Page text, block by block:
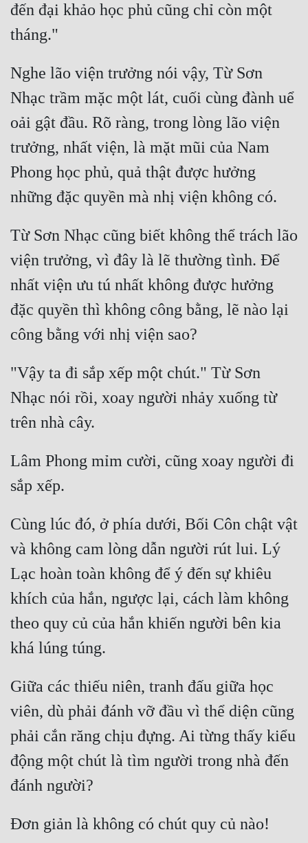
đến đại khảo học phủ cũng chỉ còn một
Nghe lão viện trưởng nói vậy, Từ Sơn
Nhạc trầm mặc một lát, cuối cùng đành uể
oải gật đầu. Rõ ràng, trong lòng lão viện
trưởng, nhất viện, là mặt mũi của Nam
Phong học phủ, quả thật được hưởng
Từ Sơn Nhạc cũng biết không thể trách lão
viện trưởng, vì đây là lẽ thường tình. Để
nhất viện ưu tú nhất không được hưởng
đặc quyền thì không công bằng, lẽ nào lại
"Vậy ta đi sắp xếp một chút." Từ Sơn
Nhạc nói rồi, xoay người nhảy xuống từ
Lâm Phong mỉm cười, cũng xoay người đi
Cùng lúc đó, ở phía dưới, Bối Côn chật vật
và không cam lòng dẫn người rút lui. Lý
Lạc hoàn toàn không để ý đến sự khiêu
khích của hắn, ngược lại, cách làm không
theo quy củ của hắn khiến người bên kia
Giữa các thiếu niên, tranh đấu giữa học
viên, dù phải đánh vỡ đầu vì thể diện cũng
phải cắn răng chịu đựng. Ai từng thấy kiểu
động một chút là tìm người trong nhà đến